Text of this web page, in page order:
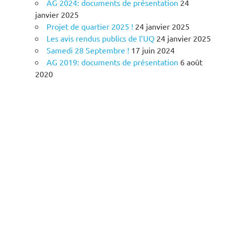
AG 2024: documents de présentation 24
janvier 2025
Projet de quartier 2025 ! 24 janvier 2025
Les avis rendus publics de l’UQ 24 janvier 2025
Samedi 28 Septembre ! 17 juin 2024
AG 2019: documents de présentation 6 août
2020